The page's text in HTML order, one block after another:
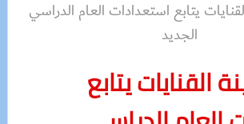
القنايات يتابع